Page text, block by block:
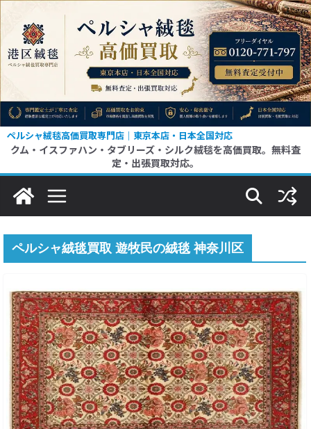
テ
へ
ス
ッ
ペルシャ絨毯高価買取専門店｜東京本店・日本全国対応
クム・イスファハン・タブリーズ・シルク絨毯を高価買取。無料査
定・出張買取対応。
ペルシャ絨毯買取 遊牧民の絨毯 神奈川区